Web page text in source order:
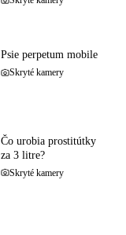
Psie perpetum mobile
Skryté kamery
Čo urobia prostitútky
za 3 litre?
Skryté kamery